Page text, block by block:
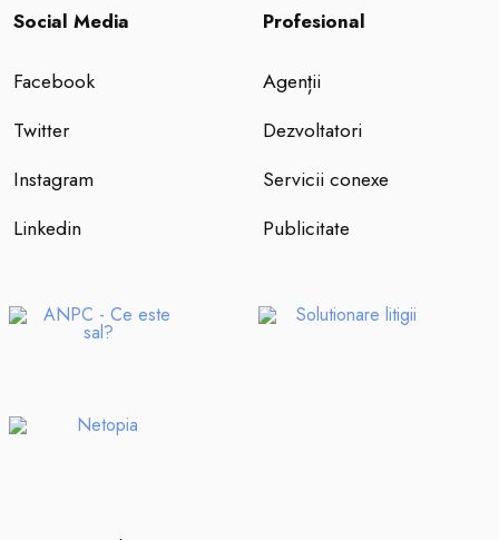
Social Media
Facebook
Twitter
Instagram
Linkedin
Profesional
Agenții
Dezvoltatori
Servicii conexe
Publicitate